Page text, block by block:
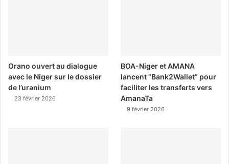
Orano ouvert au dialogue
avec le Niger sur le dossier
de l’uranium
23 février 2026
BOA-Niger et AMANA
lancent “Bank2Wallet” pour
faciliter les transferts vers
AmanaTa
9 février 2026